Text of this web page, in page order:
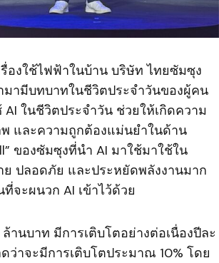
องใช้ไฟฟ้าในบ้าน บริษัท ไทยซัมซุง
มามีบทบาทในชีวิตประจำวันของผู้คน
ในชีวิตประจำวัน ช่วยให้เกิดความ
และความถูกต้องแม่นยำในด้าน
ของซัมซุงที่นำ AI มาใช้มาใช้ใน
ปลอดภัย และประหยัดพลังงานมาก
จะผนวก AI เข้าไว้ด้วย
นบาท มีการเติบโตอย่างต่อเนื่องปีละ
าจะมีการเติบโตประมาณ 10% โดย